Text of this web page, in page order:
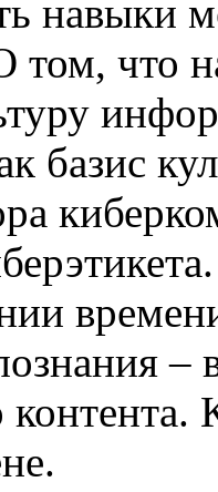
навыки
том, что
базис
–